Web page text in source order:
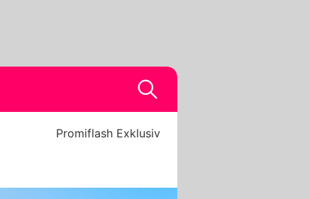
Promiflash Exklusiv